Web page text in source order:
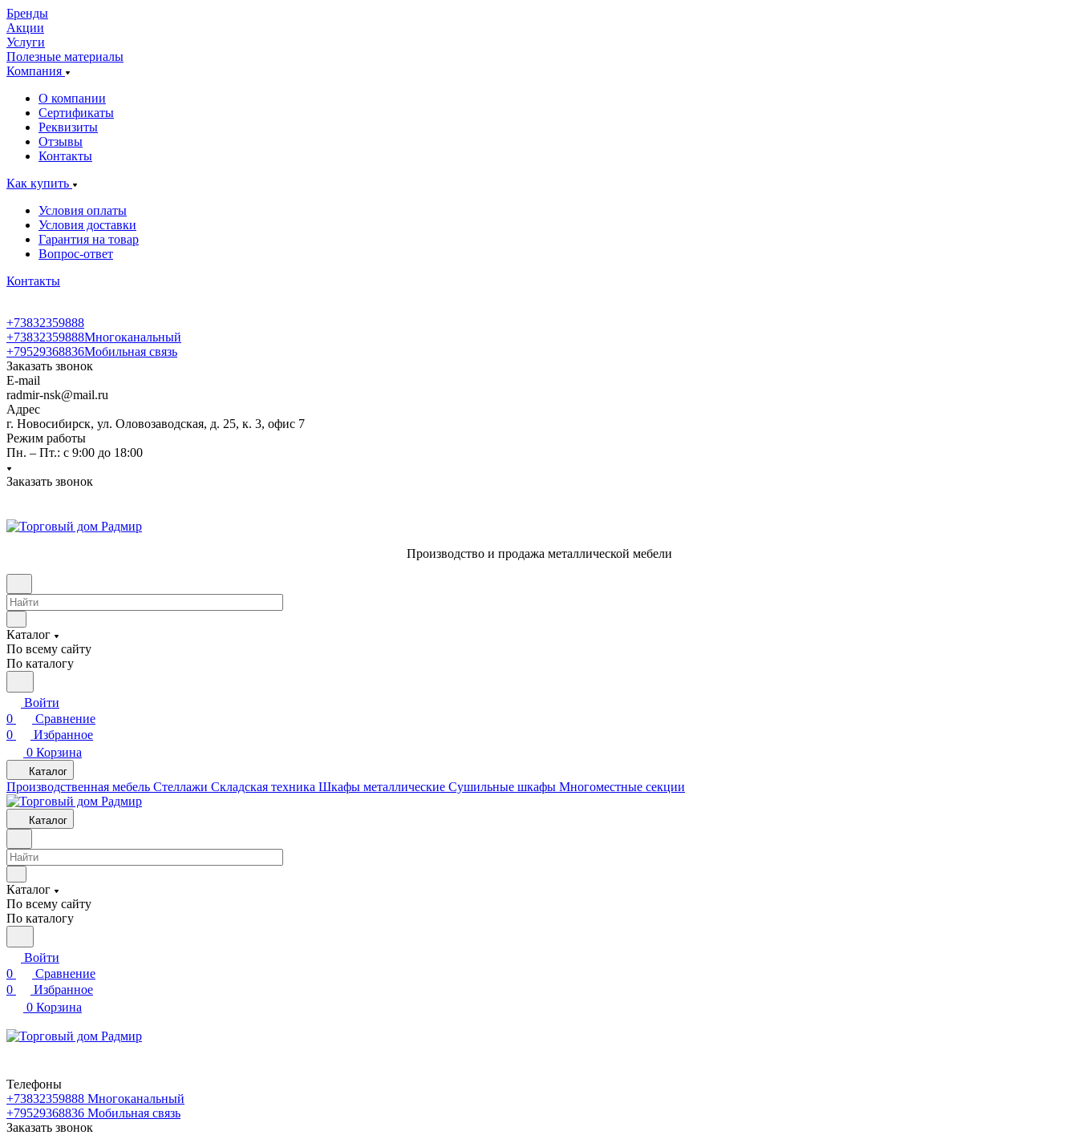
Бренды
Акции
Услуги
Полезные материалы
Компания
О компании
Сертификаты
Реквизиты
Отзывы
Контакты
Как купить
Условия оплаты
Условия доставки
Гарантия на товар
Вопрос-ответ
Контакты
+73832359888
+73832359888Многоканальный
+79529368836Мобильная связь
Заказать звонок
E-mail
radmir-nsk@mail.ru
Адрес
г. Новосибирск, ул. Оловозаводская, д. 25, к. 3, офис 7
Режим работы
Пн. – Пт.: с 9:00 до 18:00
Заказать звонок
Производство и продажа металлической мебели
Каталог
По всему сайту
По каталогу
Войти
0
Сравнение
0
Избранное
0 Корзина
Каталог
Производственная мебель Cтеллажи Складская техника Шкафы металлические Cушильные шкафы Многоместные секции
Каталог
Каталог
По всему сайту
По каталогу
Войти
0
Сравнение
0
Избранное
0 Корзина
Телефоны
+73832359888 Многоканальный
+79529368836 Мобильная связь
Заказать звонок